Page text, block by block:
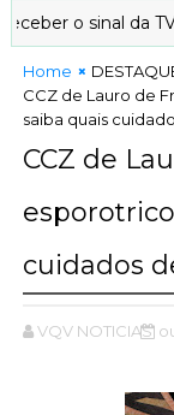
o sinal da TV
Home
CCZ de Lauro de
saiba quais
CCZ de
cuidados
VQV NOTICIAS